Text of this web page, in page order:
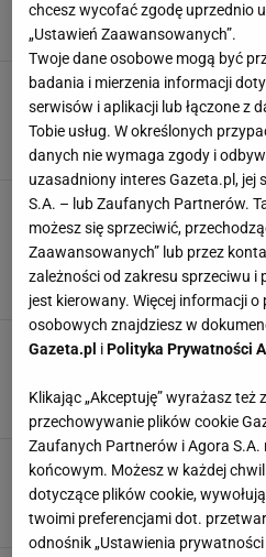
KLAPKI KLAPKI DAMSKIE
KLAPKI SKÓRZANE DAMSKIE
Klapki typu
modele z Lidla i
KLAPKI KLAPKI DAMSKIE
KLAPKI SKÓRZANE
Minimalistyczne
modele z
wiele taniej
KLAPKI KLAPKI DAMSKIE
KLAPKI SKÓRZANE DAMSKIE
Bestsellerowe
KLAPKI KLAPKI DAMSKIE
KLAPKI SKÓRZANE
Klapki na
Te modele
KLAPKI KLAPKI DAMSKIE
chcesz wycofać zgodę uprzednio
„Ustawień Zaawansowanych”.
Twoje dane osobowe mogą być
badania i mierzenia informacji
serwisów i aplikacji lub łączone z
Tobie usług. W określonych
danych nie wymaga zgody i
uzasadniony interes Gazeta.pl, jej
S.A. – lub Zaufanych Partnerów.
możesz się sprzeciwić,
Zaawansowanych” lub przez
zależności od zakresu sprzeciwu i
jest kierowany. Więcej informacji
osobowych znajdziesz w
Gazeta.pl i Polityka Prywatności
Klikając „Akceptuję” wyrażasz
przechowywanie plików cookie
Zaufanych Partnerów i Agora S.A.
końcowym. Możesz w każdej
dotyczące plików cookie,
twoimi preferencjami dot.
odnośnik „Ustawienia